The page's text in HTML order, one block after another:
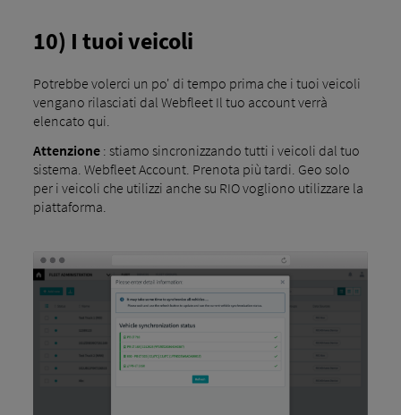
10) I tuoi veicoli
Potrebbe volerci un po' di tempo prima che i tuoi veicoli
vengano rilasciati dal Webfleet Il tuo account verrà
elencato qui.
Attenzione: stiamo sincronizzando tutti i veicoli dal tuo
sistema. Webfleet Account. Prenota più tardi. Geo solo
per i veicoli che utilizzi anche su RIO vogliono utilizzare la
piattaforma.